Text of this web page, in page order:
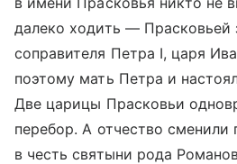
далеко ходить — Прасковьей
соправителя Петра I, царя
поэтому мать Петра и
Две царицы Прасковьи
перебор. А отчество
в честь святыни рода